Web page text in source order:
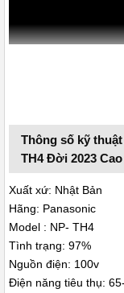
Máy
Vì sao Panasonic
sạch bằng nước
lực nước mạnh máy
bỏ vi khuẩn, giúp
thường.
Thông số kỹ
TH4 Đời 2023
Xuất xứ: Nhật Bản
Hãng: Panasonic
Model : NP- TH4
Tình trạng: 97%
Nguồn điện: 100v
Điện năng tiêu thụ: